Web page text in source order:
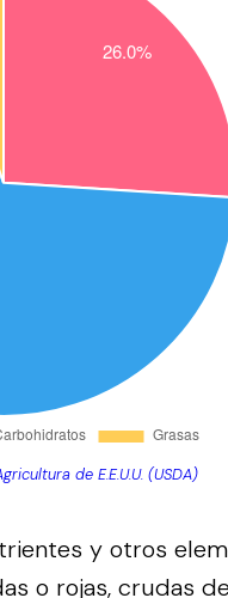
de E.E.U.U. (USDA)
y otros
o rojas, crudas